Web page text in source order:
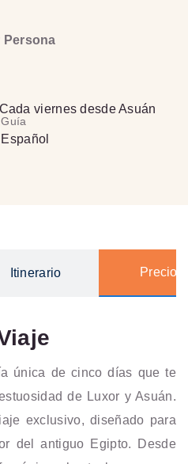
Persona
viernes desde Asuán
Guía
Español
Itinerario Precios
única de cinco días que te
de Luxor y Asuán.
exclusivo, diseñado para
del antiguo Egipto. Desde